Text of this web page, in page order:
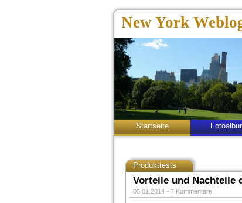
New York
Startseite
Produkttests
Vorteile und Nachteile
05.01.2014 - 7 Kommentare